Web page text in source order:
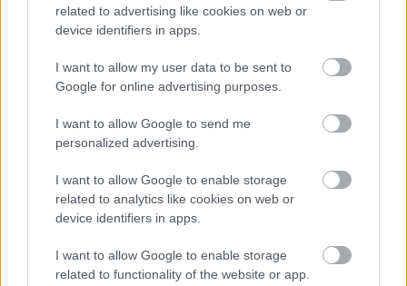
related to advertising like cookies on web or
device identifiers in apps.
I want to allow my user data to be sent to
Google for online advertising purposes.
I want to allow Google to send me
personalized advertising.
I want to allow Google to enable storage
related to analytics like cookies on web or
device identifiers in apps.
I want to allow Google to enable storage
related to functionality of the website or app.
Xiaomi Mi Pad 3